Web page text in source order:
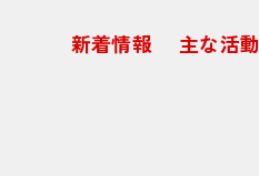
新着情報 主な活動